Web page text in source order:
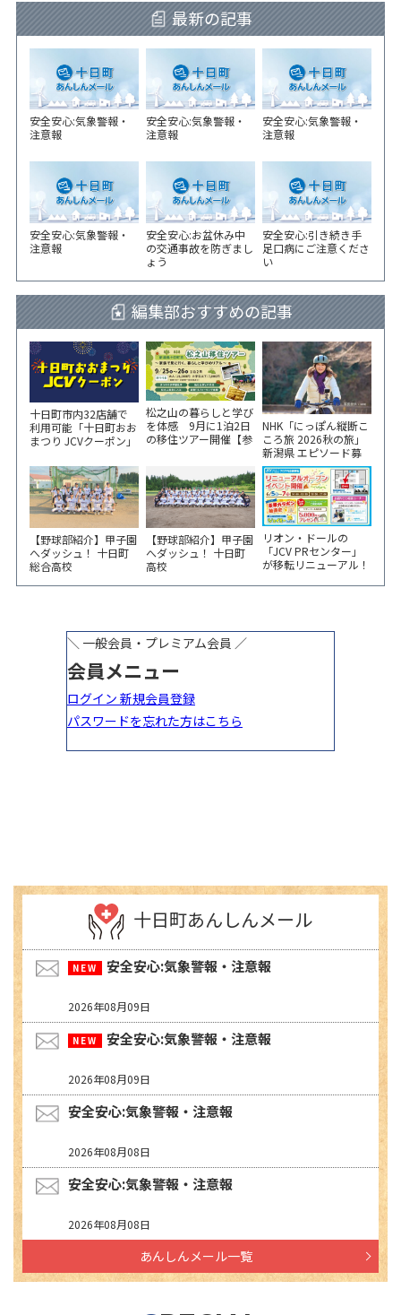
最新の記事
安全安心:気象警報・
注意報
安全安心:気象警報・
注意報
安全安心:気象警報・
注意報
安全安心:気象警報・
注意報
安全安心:お盆休み中
の交通事故を防ぎまし
ょう
安全安心:引き続き手
足口病にご注意くださ
い
編集部おすすめの記事
十日町市内32店舗で
利用可能「十日町おお
まつり JCVクーポン」
い！
松之山の暮らしと学び
を体感 9月に1泊2日
の移住ツアー開催【参
NHK「にっぽん縦断こ
ころ旅 2026秋の旅」
新潟県 エピソード募
集中！
【野球部紹介】甲子園
へダッシュ！ 十日町
総合高校
【野球部紹介】甲子園
へダッシュ！ 十日町
高校
リオン・ドールの
「JCV PRセンター」
が移転リニューアル！
ベント開催
十日町あんしんメール
安全安心:気象警報・注意報
2026年08月09日
安全安心:気象警報・注意報
2026年08月09日
安全安心:気象警報・注意報
2026年08月08日
安全安心:気象警報・注意報
2026年08月08日
あんしんメール一覧